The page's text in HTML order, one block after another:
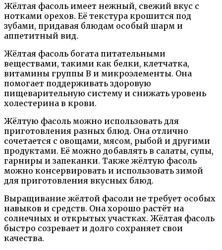
Жёлтая фасоль имеет нежный, свежий вкус с
нотками орехов. Её текстура крошится под
зубами, придавая блюдам особый шарм и
аппетитный вид.
Жёлтая фасоль богата питательными
веществами, такими как белки, клетчатка,
витамины группы В и микроэлементы. Она
помогает поддерживать здоровую
пищеварительную систему и снижать уровень
холестерина в крови.
Жёлтую фасоль можно использовать для
приготовления разных блюд. Она отлично
сочетается с овощами, мясом, рыбой и другими
продуктами. Её можно добавлять в салаты, супы,
гарниры и запеканки. Также жёлтую фасоль
можно консервировать и использовать зимой
для приготовления вкусных блюд.
Выращивание жёлтой фасоли не требует особых
навыков и средств. Она хорошо растёт на
солнечных и открытых участках. Жёлтая фасоль
быстро созревает и долго сохраняет свои
качества.